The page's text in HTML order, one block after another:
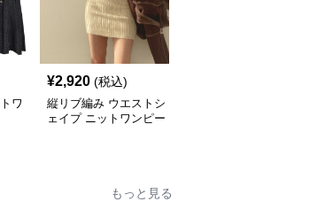
ワ
¥2,920 (税込)
縦リブ編み ウエストシ
ェイプ ニットワンピー
もっと見る